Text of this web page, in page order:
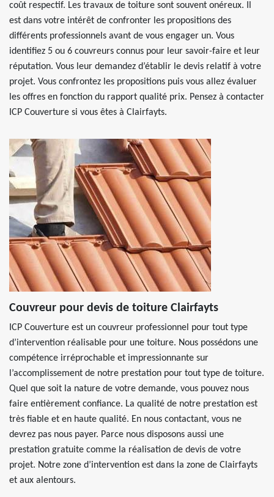
coût respectif. Les travaux de toiture sont souvent onéreux. Il
est dans votre intérêt de confronter les propositions des
différents professionnels avant de vous engager un. Vous
identifiez 5 ou 6 couvreurs connus pour leur savoir-faire et leur
réputation. Vous leur demandez d’établir le devis relatif à votre
projet. Vous confrontez les propositions puis vous allez évaluer
les offres en fonction du rapport qualité prix. Pensez à contacter
ICP Couverture si vous êtes à Clairfayts.
Couvreur pour devis de toiture Clairfayts
ICP Couverture est un couvreur professionnel pour tout type
d’intervention réalisable pour une toiture. Nous possédons une
compétence irréprochable et impressionnante sur
l’accomplissement de notre prestation pour tout type de toiture.
Quel que soit la nature de votre demande, vous pouvez nous
faire entièrement confiance. La qualité de notre prestation est
très fiable et en haute qualité. En nous contactant, vous ne
devrez pas nous payer. Parce nous disposons aussi une
prestation gratuite comme la réalisation de devis de votre
projet. Notre zone d’intervention est dans la zone de Clairfayts
et aux alentours.